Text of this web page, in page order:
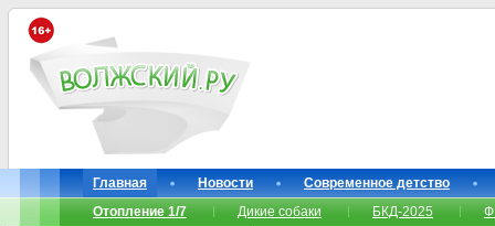
Главная Новости
Современное детство
Отопление 1/7
Дикие собаки БКД-2025